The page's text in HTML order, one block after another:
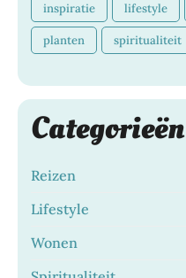
inspiratie lifestyle
planten spiritualiteit
Categorieën
Reizen
Lifestyle
Wonen